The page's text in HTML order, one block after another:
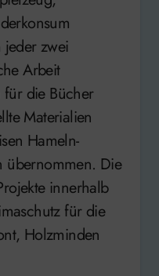
jeder zwei
Arbeit
für die Bücher
Materialien
Hameln-
übernommen. Die
innerhalb
für die
Holzminden